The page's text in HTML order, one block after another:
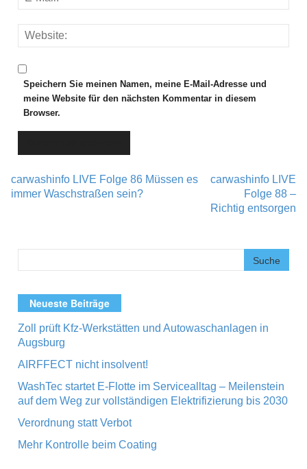
Speichern Sie meinen Namen, meine E-Mail-Adresse und
meine Website für den nächsten Kommentar in diesem
Browser.
Post navigation
carwashinfo LIVE Folge 86 Müssen es
immer Waschstraßen sein?
carwashinfo LIVE
Folge 88 –
Richtig entsorgen
Neueste Beiträge
Zoll prüft Kfz-Werkstätten und Autowaschanlagen in
Augsburg
AIRFFECT nicht insolvent!
WashTec startet E-Flotte im Servicealltag – Meilenstein
auf dem Weg zur vollständigen Elektrifizierung bis 2030
Verordnung statt Verbot
Mehr Kontrolle beim Coating